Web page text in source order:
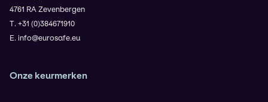
4761 RA Zevenbergen
T. +31 (0)384671910
E. info@eurosafe.eu
Onze keurmerken